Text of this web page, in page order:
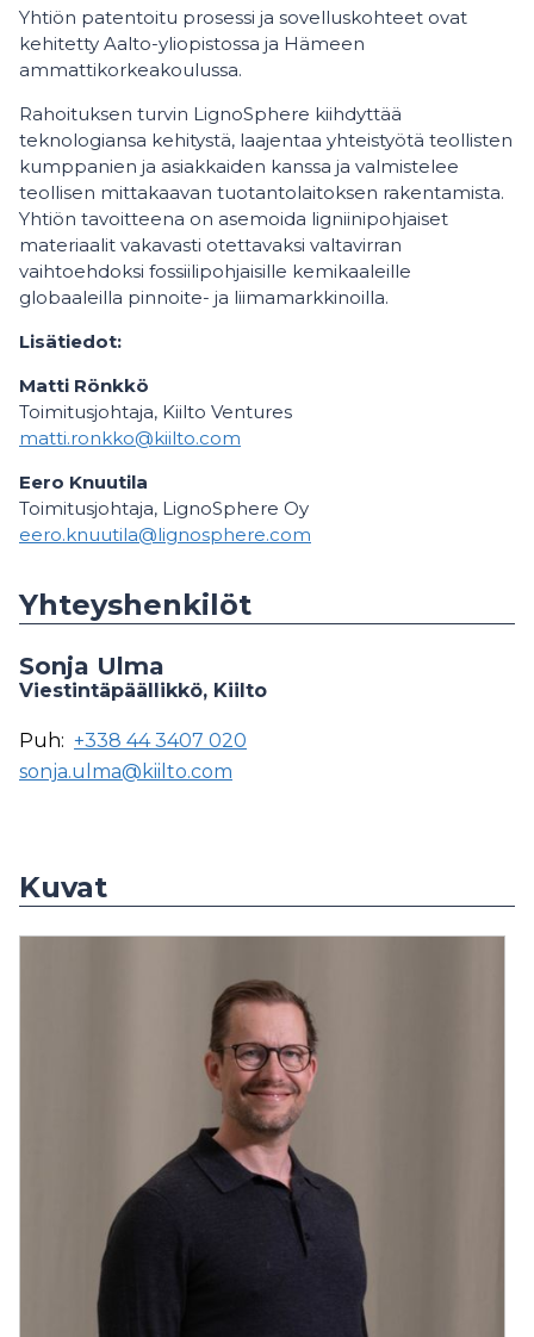
Yhtiön patentoitu prosessi ja sovelluskohteet ovat
kehitetty Aalto-yliopistossa ja Hämeen
ammattikorkeakoulussa.
Rahoituksen turvin LignoSphere kiihdyttää
teknologiansa kehitystä, laajentaa yhteistyötä teollisten
kumppanien ja asiakkaiden kanssa ja valmistelee
teollisen mittakaavan tuotantolaitoksen rakentamista.
Yhtiön tavoitteena on asemoida ligniinipohjaiset
materiaalit vakavasti otettavaksi valtavirran
vaihtoehdoksi fossiilipohjaisille kemikaaleille
globaaleilla pinnoite- ja liimamarkkinoilla.
Lisätiedot:
Matti Rönkkö
Toimitusjohtaja, Kiilto Ventures
matti.ronkko@kiilto.com
Eero Knuutila
Toimitusjohtaja, LignoSphere Oy
eero.knuutila@lignosphere.com
Yhteyshenkilöt
Sonja Ulma
Viestintäpäällikkö, Kiilto
Puh: +338 44 3407 020
sonja.ulma@kiilto.com
Kuvat